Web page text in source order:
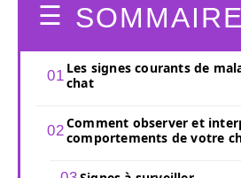
SOMMAIRE
Les signes courants de
chat
Comment observer et
comportements de votre